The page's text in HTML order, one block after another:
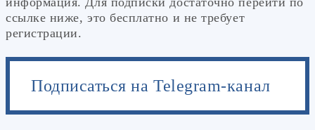
ссылке ниже, это бесплатно и не требует
регистрации.
Подписаться на Telegram-канал